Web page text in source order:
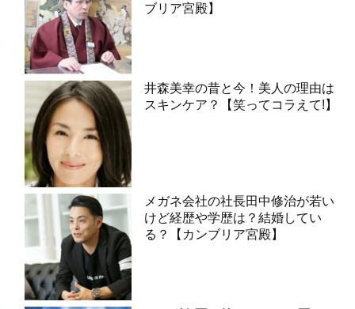
ブリア宮殿】
井森美幸の昔と今！美人の理由は
スキンケア？【笑ってコラえて!】
メガネ会社の社長田中修治が若い
けど経歴や学歴は？結婚してい
る？【カンブリア宮殿】